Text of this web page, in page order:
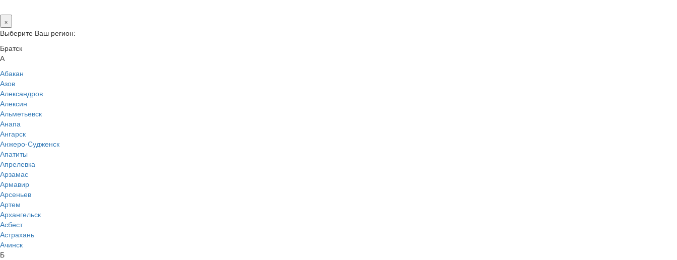
×
Выберите Ваш регион:
Братск
А
Абакан
Азов
Александров
Алексин
Альметьевск
Анапа
Ангарск
Анжеро-Судженск
Апатиты
Апрелевка
Арзамас
Армавир
Арсеньев
Артем
Архангельск
Асбест
Астрахань
Ачинск
Б